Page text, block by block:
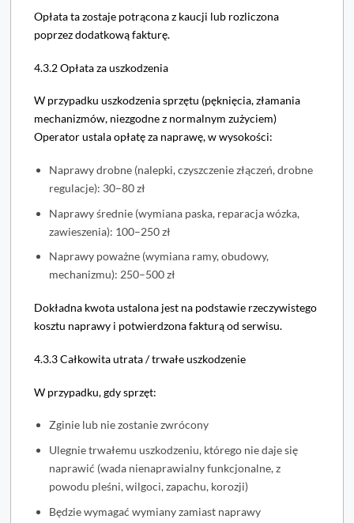
Opłata ta zostaje potrącona z kaucji lub rozliczona
poprzez dodatkową fakturę.
4.3.2 Opłata za uszkodzenia
W przypadku uszkodzenia sprzętu (pęknięcia, złamania
mechanizmów, niezgodne z normalnym zużyciem)
Operator ustala opłatę za naprawę, w wysokości:
Naprawy drobne (nalepki, czyszczenie złączeń, drobne
regulacje): 30–80 zł
Naprawy średnie (wymiana paska, reparacja wózka,
zawieszenia): 100–250 zł
Naprawy poważne (wymiana ramy, obudowy,
mechanizmu): 250–500 zł
Dokładna kwota ustalona jest na podstawie rzeczywistego
kosztu naprawy i potwierdzona fakturą od serwisu.
4.3.3 Całkowita utrata / trwałe uszkodzenie
W przypadku, gdy sprzęt:
Zginie lub nie zostanie zwrócony
Ulegnie trwałemu uszkodzeniu, którego nie daje się
naprawić (wada nienaprawialny funkcjonalne, z
powodu pleśni, wilgoci, zapachu, korozji)
Będzie wymagać wymiany zamiast naprawy